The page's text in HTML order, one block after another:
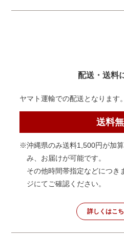
配送・送料
ヤマト運輸での配送となります。
送料
※沖縄県のみ送料1,500円が加
み、お届けが可能です。
その他時間帯指定などにつき
ジにてご確認ください。
詳しくはこ